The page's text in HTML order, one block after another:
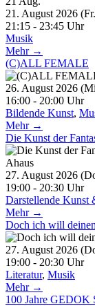
21. August 2026
21:15 - 23:45 Uhr
Musik
Mehr →
(C)ALL FEMALE
26. August 2026
16:00 - 20:00 Uhr
Bildende Kunst,
Mehr →
Die Kunst der
27. August 2026
19:00 - 20:30 Uhr
Darstellende Kunst
Mehr →
Doch ich will
27. August 2026
19:00 - 20:30 Uhr
Literatur, Musik
Mehr →
100 Jahre GEDOK